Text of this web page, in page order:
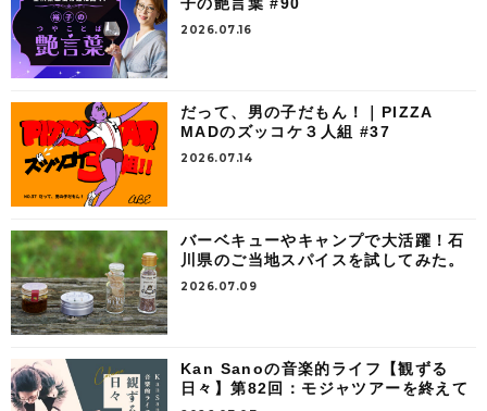
子の艶言葉 #90
2026.07.16
だって、男の子だもん！｜PIZZA
MADのズッコケ３人組 #37
2026.07.14
バーベキューやキャンプで大活躍！石
川県のご当地スパイスを試してみた。
2026.07.09
Kan Sanoの音楽的ライフ【観ずる
日々】第82回：モジャツアーを終えて